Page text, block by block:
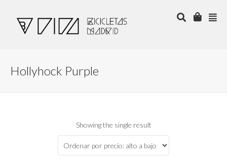
Hollyhock Purple
Showing the single result